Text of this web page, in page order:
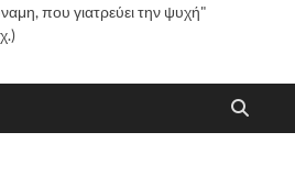
που γιατρεύει την ψυχή"